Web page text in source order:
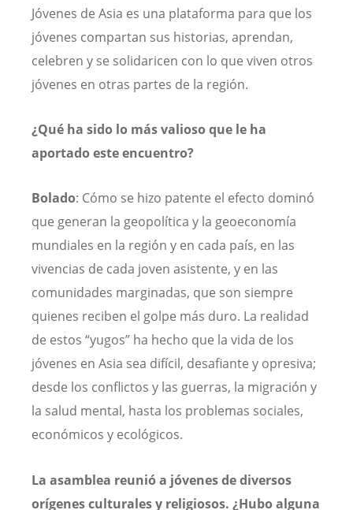
Jóvenes de Asia es una plataforma para que los
jóvenes compartan sus historias, aprendan,
celebren y se solidaricen con lo que viven otros
jóvenes en otras partes de la región.
¿Qué ha sido lo más valioso que le ha
aportado este encuentro?
Bolado: Cómo se hizo patente el efecto dominó
que generan la geopolítica y la geoeconomía
mundiales en la región y en cada país, en las
vivencias de cada joven asistente, y en las
comunidades marginadas, que son siempre
quienes reciben el golpe más duro. La realidad
de estos “yugos” ha hecho que la vida de los
jóvenes en Asia sea difícil, desafiante y opresiva;
desde los conflictos y las guerras, la migración y
la salud mental, hasta los problemas sociales,
económicos y ecológicos.
La asamblea reunió a jóvenes de diversos
orígenes culturales y religiosos. ¿Hubo alguna